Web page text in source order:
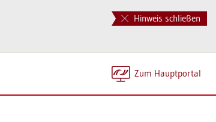
Hinweis schließen
Zum Haupt­por­tal